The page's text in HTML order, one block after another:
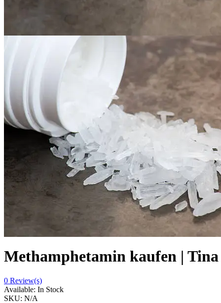
Methamphetamin kaufen |
0 Review(s)
Available: In Stock
SKU: N/A